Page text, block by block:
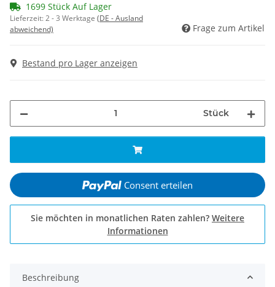
1699 Stück Auf Lager
Lieferzeit:2 - 3 Werktage (DE - Ausland
abweichend)
Frage zum Artikel
Bestand pro Lager anzeigen
Stück
Consent erteilen
Sie möchten in monatlichen Raten zahlen? Weitere
Informationen
Beschreibung